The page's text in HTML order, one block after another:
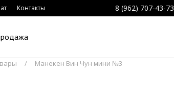
Контакты 8 (962) 707-43-73
Манекен Вин Чун мини №3